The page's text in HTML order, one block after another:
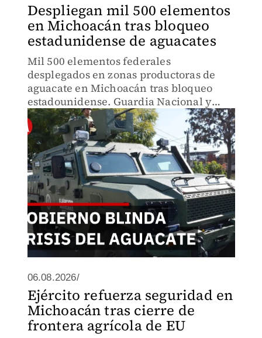
Despliegan mil 500 elementos
en Michoacán tras bloqueo
estadunidense de aguacates
Mil 500 elementos federales
desplegados en zonas productoras de
aguacate en Michoacán tras bloqueo
estadounidense. Guardia Nacional y
Ejército refuerzan seguridad, pero la
suspensión de inspecciones sigue
frenando exportaciones.
06.08.2026/
Ejército refuerza seguridad en
Michoacán tras cierre de
frontera agrícola de EU